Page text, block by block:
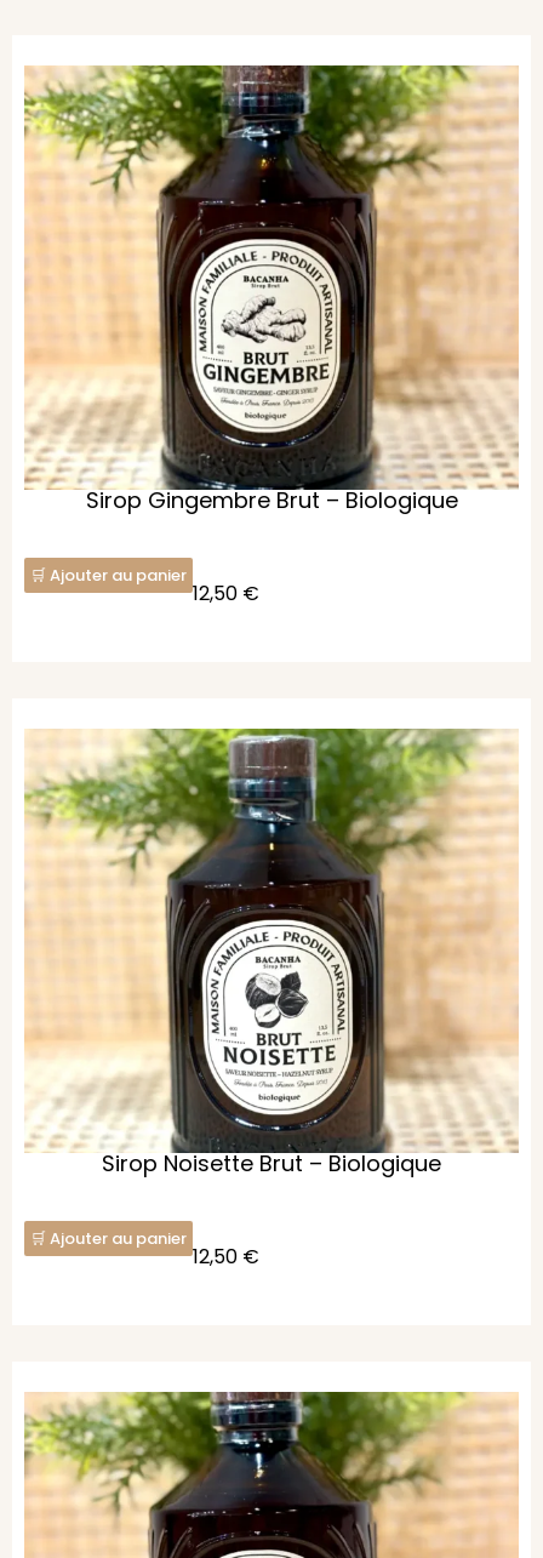
Sirop Gingembre Brut – Biologique
Ajouter au panier
12,50 €
Sirop Noisette Brut – Biologique
Ajouter au panier
12,50 €